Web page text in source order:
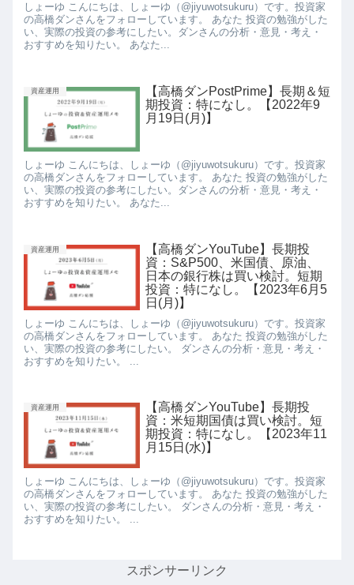
しょーゆ こんにちは、しょーゆ（@jiyuwotsukuru）です。投資家
の高橋ダンさんをフォローしています。 あなた 投資の勉強がした
い、実際の投資の参考にしたい。ダンさんの分析・意見・考え・
おすすめを知りたい。 あなた...
資産運用
【高橋ダンPostPrime】長期＆短
期投資：特になし。【2022年9
月19日(月)】
しょーゆ こんにちは、しょーゆ（@jiyuwotsukuru）です。投資家
の高橋ダンさんをフォローしています。 あなた 投資の勉強がした
い、実際の投資の参考にしたい。ダンさんの分析・意見・考え・
おすすめを知りたい。 あなた...
資産運用
【高橋ダンYouTube】長期投
資：S&P500、米国債、原油、
日本の銀行株は買い検討。短期
投資：特になし。【2023年6月5
日(月)】
しょーゆ こんにちは、しょーゆ（@jiyuwotsukuru）です。投資家
の高橋ダンさんをフォローしています。 あなた 投資の勉強がした
い、実際の投資の参考にしたい。 ダンさんの分析・意見・考え・
おすすめを知りたい。 ...
資産運用
【高橋ダンYouTube】長期投
資：米短期国債は買い検討。短
期投資：特になし。【2023年11
月15日(水)】
しょーゆ こんにちは、しょーゆ（@jiyuwotsukuru）です。投資家
の高橋ダンさんをフォローしています。 あなた 投資の勉強がした
い、実際の投資の参考にしたい。 ダンさんの分析・意見・考え・
おすすめを知りたい。 ...
スポンサーリンク